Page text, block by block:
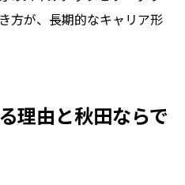
方が、長期的なキャリア形
理由と秋田ならで